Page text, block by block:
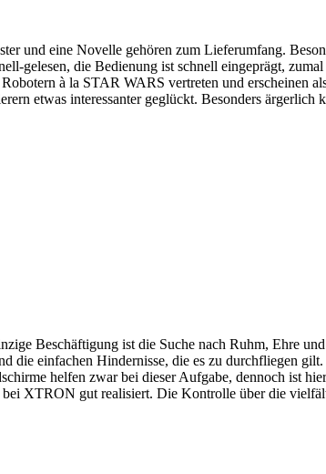
und eine Novelle gehören zum Lieferumfang.
gelesen, die Bedienung ist schnell eingeprägt,
à la STAR WARS vertreten und erscheinen
etwas interessanter geglückt. Besonders ärgerlich
Beschäftigung ist die Suche nach Ruhm, Ehre
einfachen Hindernisse, die es zu durchfliegen
helfen zwar bei dieser Aufgabe, dennoch ist
XTRON gut realisiert. Die Kontrolle über die